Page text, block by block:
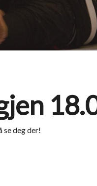
se deg der!